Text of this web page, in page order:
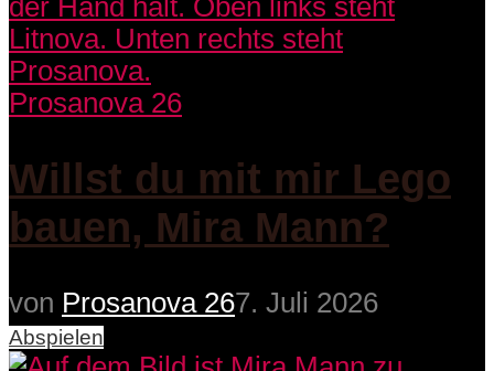
Prosanova 26
Willst du mit mir Lego
bauen, Mira Mann?
von Prosanova 267. Juli 2026
Abspielen